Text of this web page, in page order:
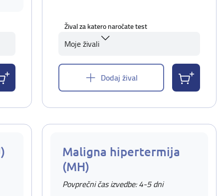
Žival za katero naročate test
Moje živali
Dodaj žival
Maligna hipertermija
(MH)
Povprečni čas izvedbe: 4-5 dni